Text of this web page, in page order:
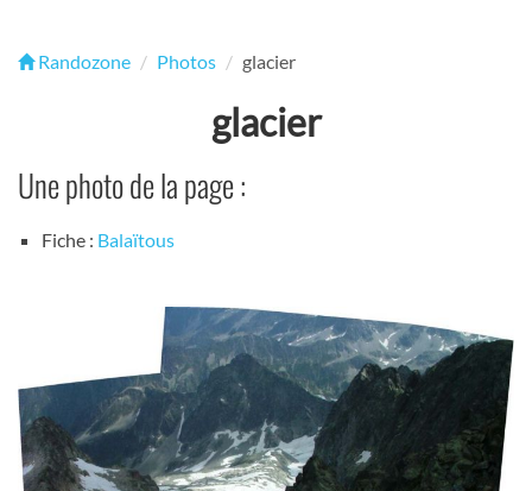
Randozone Photos glacier
glacier
Une photo de la page :
Fiche : Balaïtous